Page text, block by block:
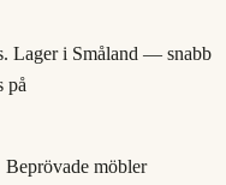
Lager i Småland — snabb
på
Beprövade möbler